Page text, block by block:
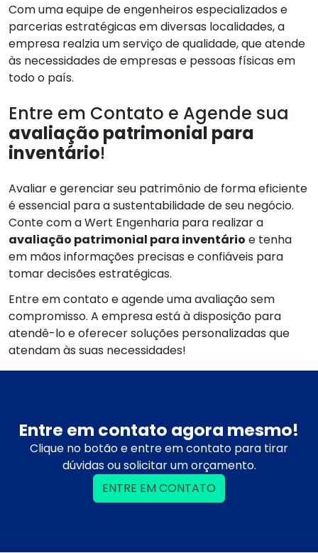
Com uma equipe de engenheiros especializados e
parcerias estratégicas em diversas localidades, a
empresa realzia um serviço de qualidade, que atende
às necessidades de empresas e pessoas físicas em
todo o país.
Entre em Contato e Agende sua
avaliação patrimonial para
inventário!
Avaliar e gerenciar seu patrimônio de forma eficiente
é essencial para a sustentabilidade de seu negócio.
Conte com a Wert Engenharia para realizar a
avaliação patrimonial para inventário e tenha
em mãos informações precisas e confiáveis para
tomar decisões estratégicas.
Entre em contato e agende uma avaliação sem
compromisso. A empresa está à disposição para
atendê-lo e oferecer soluções personalizadas que
atendam às suas necessidades!
Entre em contato agora mesmo!
Clique no botão e entre em contato para tirar
dúvidas ou solicitar um orçamento.
ENTRE EM CONTATO